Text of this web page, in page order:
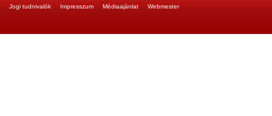
Jogi tudnivalók Impresszum Médiaajánlat Webmester